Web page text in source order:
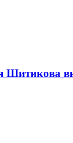
Шитикова